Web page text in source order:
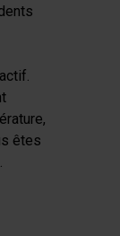
.
êtes